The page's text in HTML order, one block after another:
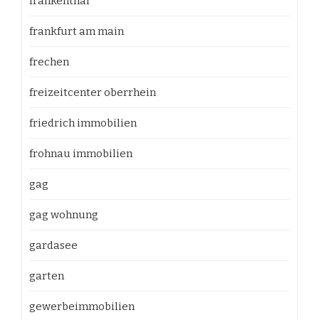
frankfurt am main
frechen
freizeitcenter oberrhein
friedrich immobilien
frohnau immobilien
gag
gag wohnung
gardasee
garten
gewerbeimmobilien